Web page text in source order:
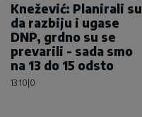
Knežević: Planirali su
da razbiju i ugase
DNP, grdno su se
prevarili - sada smo
na 13 do 15 odsto
13:10 0